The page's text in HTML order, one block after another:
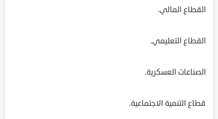
القطاع المالي.
القطاع التعليمي.
الصناعات العسكرية.
قطاع التنمية الاجتماعية.